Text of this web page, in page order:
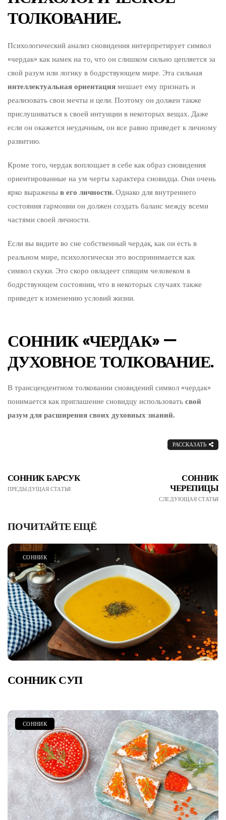
ТОЛКОВАНИЕ.
Психологический анализ сновидения интерпретирует символ
«чердак» как намек на то, что он слишком сильно цепляется за
свой разум или логику в бодрствующем мире. Эта сильная
интеллектуальная ориентациямешает ему признать и
реализовать свои мечты и цели. Поэтому он должен также
прислушиваться к своей интуиции в некоторых вещах. Даже
если он окажется неудачным, он все равно приведет к личному
развитию.
Кроме того, чердак воплощает в себе как образ сновидения
ориентированные на ум черты характера сновидца. Они очень
ярко выраженыв его личности.Однако для внутреннего
состояния гармонии он должен создать баланс между всеми
частями своей личности.
Если вы видите во сне собственный чердак, как он есть в
реальном мире, психологически это воспринимается как
символ скуки. Это скоро овладеет спящим человеком в
бодрствующем состоянии, что в некоторых случаях также
приведет к изменению условий жизни.
СОННИК «ЧЕРДАК» —
ДУХОВНОЕ ТОЛКОВАНИЕ.
В трансцендентном толковании сновидений символ «чердак»
понимается как приглашение сновидцу использоватьсвой
разум для расширения своих духовных знаний.
РАССКАЗАТЬ
СОННИК БАРСУК
ПРЕДЫДУЩАЯ СТАТЬЯ
СОННИК
ЧЕРЕПИЦЫ
СЛЕДУЮЩАЯ СТАТЬЯ
ПОЧИТАЙТЕ ЕЩЁ
СОННИК
СОННИК СУП
СОННИК